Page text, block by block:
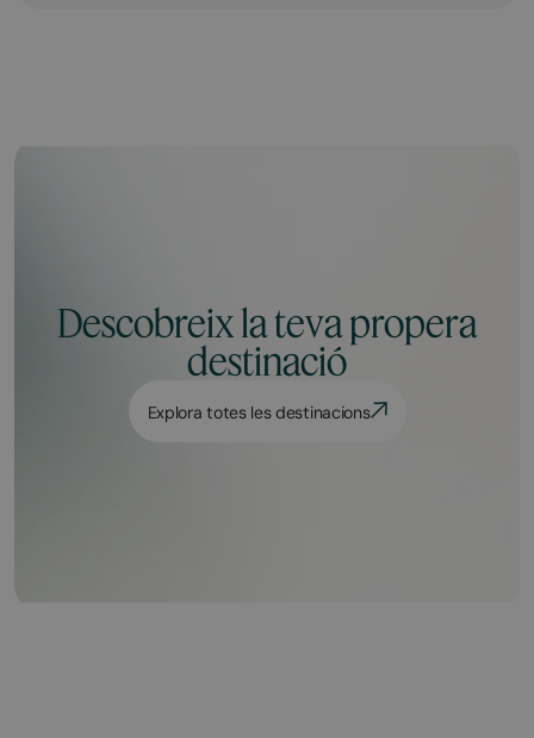
Descobreix la teva propera
destinació
Explora totes les destinacions